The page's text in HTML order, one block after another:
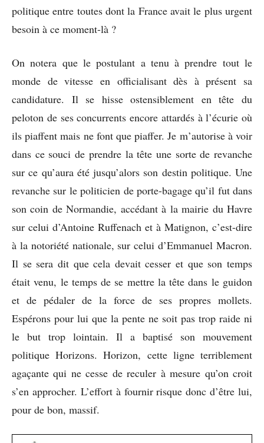
politique entre toutes dont la France avait le plus urgent
besoin à ce moment-là ?
On notera que le postulant a tenu à prendre tout le
monde de vitesse en officialisant dès à présent sa
candidature. Il se hisse ostensiblement en tête du
peloton de ses concurrents encore attardés à l’écurie où
ils piaffent mais ne font que piaffer. Je m’autorise à voir
dans ce souci de prendre la tête une sorte de revanche
sur ce qu’aura été jusqu’alors son destin politique. Une
revanche sur le politicien de porte-bagage qu’il fut dans
son coin de Normandie, accédant à la mairie du Havre
sur celui d’Antoine Ruffenach et à Matignon, c’est-dire
à la notoriété nationale, sur celui d’Emmanuel Macron.
Il se sera dit que cela devait cesser et que son temps
était venu, le temps de se mettre la tête dans le guidon
et de pédaler de la force de ses propres mollets.
Espérons pour lui que la pente ne soit pas trop raide ni
le but trop lointain. Il a baptisé son mouvement
politique Horizons. Horizon, cette ligne terriblement
agaçante qui ne cesse de reculer à mesure qu’on croit
s’en approcher. L’effort à fournir risque donc d’être lui,
pour de bon, massif.